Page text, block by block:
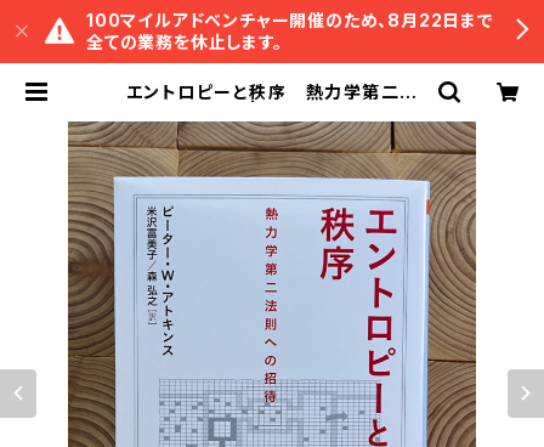
100マイルアドベンチャー開催のため、8月22日まで
全ての業務を休止します。
エントロピーと秩序 熱力学第二法